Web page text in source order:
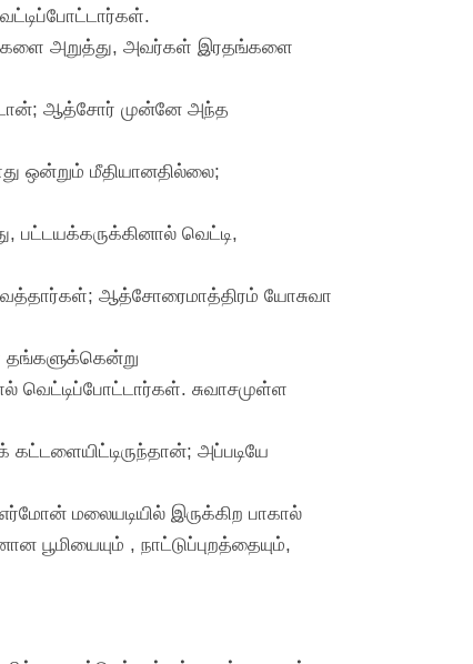
அறுத்து, அவர்கள் இரதங்களை
ஆத்சோர் முன்னே அந்த
ஒன்றும் மீதியானதில்லை;
பட்டயக்கருக்கினால் வெட்டி,
ஆத்சோரைமாத்திரம் யோசுவா
தங்களுக்கென்று
வெட்டிப்போட்டார்கள். சுவாசமுள்ள
கட்டளையிட்டிருந்தான்; அப்படியே
மலையடியில் இருக்கிற பாகால்
, நாட்டுப்புறத்தையும்,